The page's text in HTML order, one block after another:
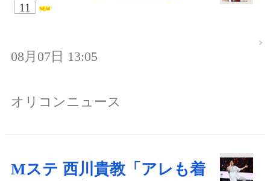
11
08月07日 13:05
オリコンニュース
Mステ 西川貴教「アレも着